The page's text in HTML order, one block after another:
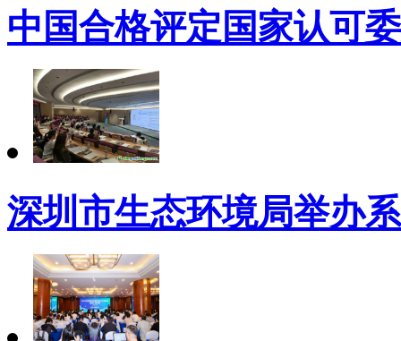
中国合格评定国家认可
深圳市生态环境局举办